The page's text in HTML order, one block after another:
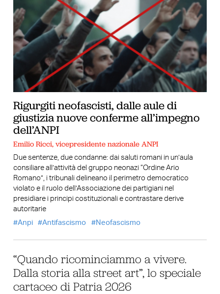
Rigurgiti neofascisti, dalle aule di
giustizia nuove conferme all’impegno
dell’ANPI
Emilio Ricci, vicepresidente nazionale ANPI
Due sentenze, due condanne: dai saluti romani in un’aula
consiliare all’attività del gruppo neonazi “Ordine Ario
Romano”, i tribunali delineano il perimetro democratico
violato e il ruolo dell’Associazione dei partigiani nel
presidiare i principi costituzionali e contrastare derive
autoritarie
Anpi
Antifascismo Neofascismo
“Quando ricominciammo a vivere.
Dalla storia alla street art”, lo speciale
cartaceo di Patria 2026